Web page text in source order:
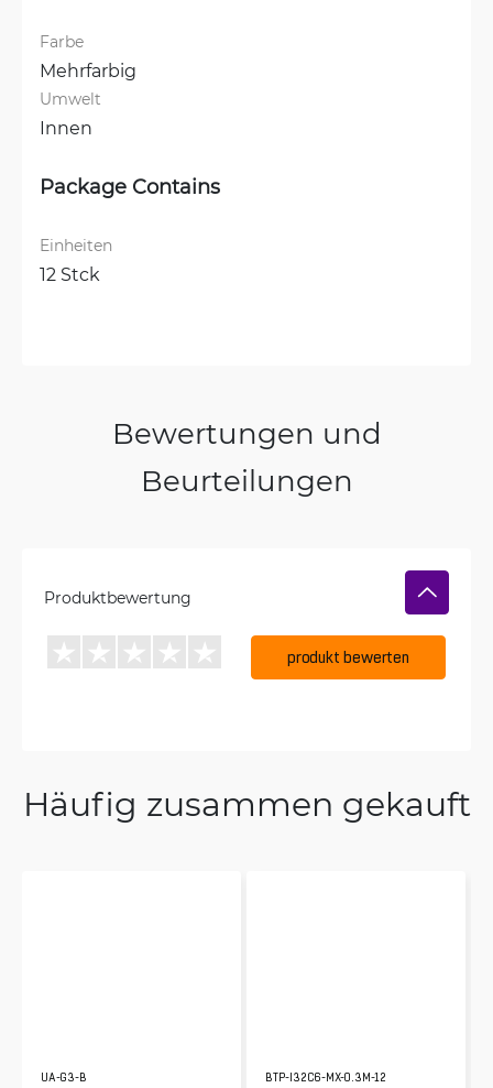
Farbe
Mehrfarbig
Umwelt
Innen
Package Contains
Einheiten
12 Stck
Bewertungen und
Beurteilungen
Produktbewertung
produkt bewerten
Häufig zusammen gekauft
UA-G3-B BTP-I32C6-MX-0.3M-12